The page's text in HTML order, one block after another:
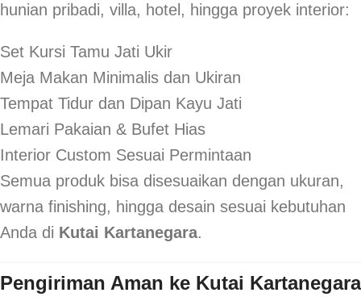
hunian pribadi, villa, hotel, hingga proyek interior:
Set Kursi Tamu Jati Ukir
Meja Makan Minimalis dan Ukiran
Tempat Tidur dan Dipan Kayu Jati
Lemari Pakaian & Bufet Hias
Interior Custom Sesuai Permintaan
Semua produk bisa disesuaikan dengan ukuran,
warna finishing, hingga desain sesuai kebutuhan
Anda di Kutai Kartanegara.
Pengiriman Aman ke Kutai Kartanegara